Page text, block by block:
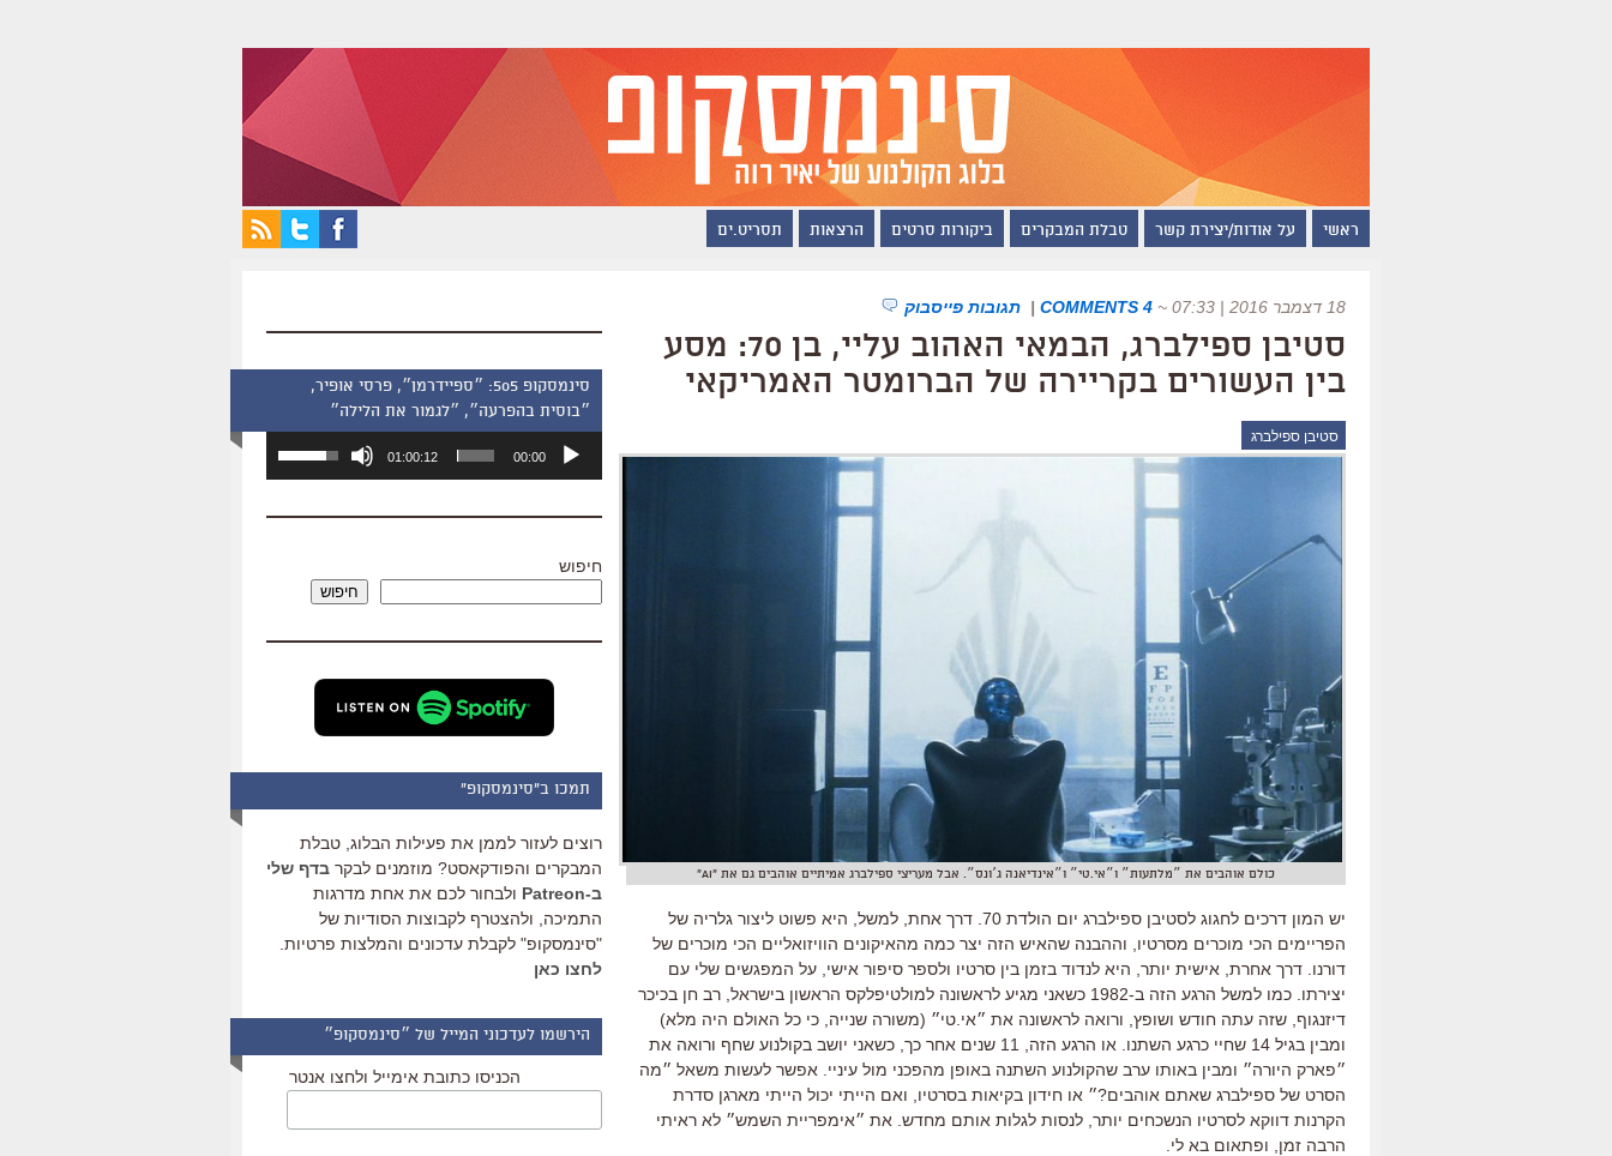
ראשי על אודות/יצירת קשר טבלת המבקרים ביקורות סרטים הרצאות תסריט.ים
18 דצמבר 2016 | 07:33 ~
4 COMMENTS
| תגובות פייסבוק
סטיבן ספילברג, הבמאי האהוב עליי, בן 70: מסע
בין העשורים בקריירה של הברומטר האמריקאי
סטיבן ספילברג
כולם אוהבים את ״מלתעות״ ו״אי.טי״ ו״אינדיאנה ג׳ונס״. אבל מעריצי ספילברג אמיתיים אוהבים גם את "AI"
יש המון דרכים לחגוג לסטיבן ספילברג יום הולדת 70. דרך אחת, למשל, היא פשוט ליצור גלריה של
הפריימים הכי מוכרים מסרטיו, וההבנה שהאיש הזה יצר כמה מהאיקונים הוויזואליים הכי מוכרים של
דורנו. דרך אחרת, אישית יותר, היא לנדוד בזמן בין סרטיו ולספר סיפור אישי, על המפגשים שלי עם
יצירתו. כמו למשל הרגע הזה ב-1982 כשאני מגיע לראשונה למולטיפלקס הראשון בישראל, רב חן בכיכר
דיזנגוף, שזה עתה חודש ושופץ, ורואה לראשונה את ״אי.טי״ (משורה שנייה, כי כל האולם היה מלא)
ומבין בגיל 14 שחיי כרגע השתנו. או הרגע הזה, 11 שנים אחר כך, כשאני יושב בקולנוע שחף ורואה את
״פארק היורה״ ומבין באותו ערב שהקולנוע השתנה באופן מהפכני מול עיניי. אפשר לעשות משאל ״מה
הסרט של ספילברג שאתם אוהבים?״ או חידון בקיאות בסרטיו, ואם הייתי יכול הייתי מארגן סדרת
הקרנות דווקא לסרטיו הנשכחים יותר, לנסות לגלות אותם מחדש. את ״אימפריית השמש״ לא ראיתי
הרבה זמן, ופתאום בא לי.
סינמסקופ 505: ״ספיידרמן״, פרסי אופיר,
״בוסית בהפרעה״, ״לגמור את הלילה״
אודיו
00:00
01:00:12
השתמש
כדי
שמע.
חיפוש
חיפוש
תמכו ב"סינמסקופ"
רוצים לעזור לממן את פעילות הבלוג, טבלת
המבקרים והפודקאסט? מוזמנים לבקר בדף שלי
ב-Patreon
ולבחור לכם את אחת מדרגות
התמיכה, ולהצטרף לקבוצות הסודיות של
"סינמסקופ" לקבלת עדכונים והמלצות פרטיות.
לחצו כאן
הירשמו לעדכוני המייל של ״סינמסקופ״
הכניסו כתובת אימייל ולחצו אנטר